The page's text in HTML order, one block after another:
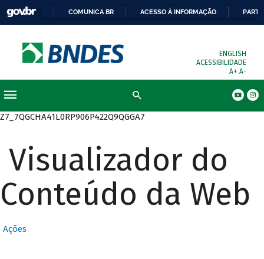
COMUNICA BR ACESSO À INFORMAÇÃO
ENGLISH
ACESSIBILIDADE
A+ A-
Z7_7QGCHA41L0RP906P422Q9QGGA7
Visualizador do
Conteúdo da Web
Ações